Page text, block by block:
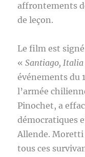
affrontements
de leçon.
Le film est
«Santiago, Italia
événements du
l’armée
Pinochet, a
démocratiques
Allende.
tous ces